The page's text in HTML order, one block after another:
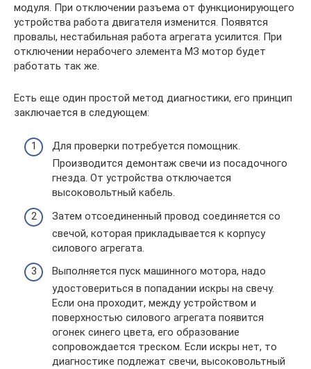
модуля. При отключении разъема от функционирующего
устройства работа двигателя изменится. Появятся
провалы, нестабильная работа агрегата усилится. При
отключении нерабочего элемента МЗ мотор будет
работать так же.
Есть еще один простой метод диагностики, его принцип
заключается в следующем:
Для проверки потребуется помощник.
Производится демонтаж свечи из посадочного
гнезда. От устройства отключается
высоковольтный кабель.
Затем отсоединенный провод соединяется со
свечой, которая прикладывается к корпусу
силового агрегата.
Выполняется пуск машинного мотора, надо
удостовериться в попадании искры на свечу.
Если она проходит, между устройством и
поверхностью силового агрегата появится
огонек синего цвета, его образование
сопровождается треском. Если искры нет, то
диагностике подлежат свечи, высоковольтный